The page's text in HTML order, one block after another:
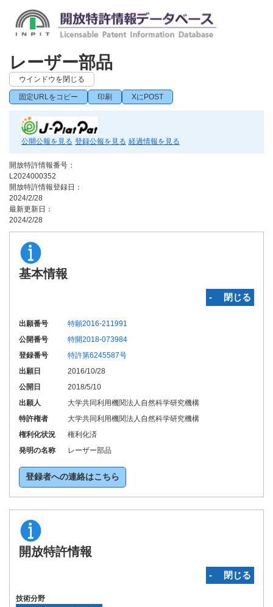
レーザー部品
ウインドウを閉じる
固定URLをコピー 印刷 XにPOST
公開公報を見る 登録公報を見る 経過情報を見る
開放特許情報番号：
L2024000352
開放特許情報登録日：
2024/2/28
最新更新日：
2024/2/28
基本情報
‐ 閉じる
出願番号
特願2016-211991
公開番号
特開2018-073984
登録番号
特許第6245587号
出願日
2016/10/28
公開日
2018/5/10
出願人
大学共同利用機関法人自然科学研究機構
特許権者
大学共同利用機関法人自然科学研究機構
権利化状況
権利化済
発明の名称
レーザー部品
登録者への連絡はこちら
開放特許情報
‐ 閉じる
技術分野